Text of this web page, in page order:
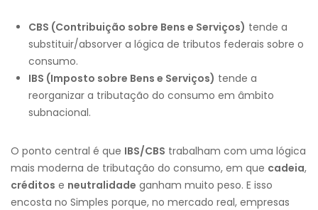
CBS (Contribuição sobre Bens e Serviços) tende a
substituir/absorver a lógica de tributos federais sobre o
consumo.
IBS (Imposto sobre Bens e Serviços) tende a
reorganizar a tributação do consumo em âmbito
subnacional.
O ponto central é que IBS/CBS trabalham com uma lógica
mais moderna de tributação do consumo, em que cadeia,
créditos e neutralidade ganham muito peso. E isso
encosta no Simples porque, no mercado real, empresas